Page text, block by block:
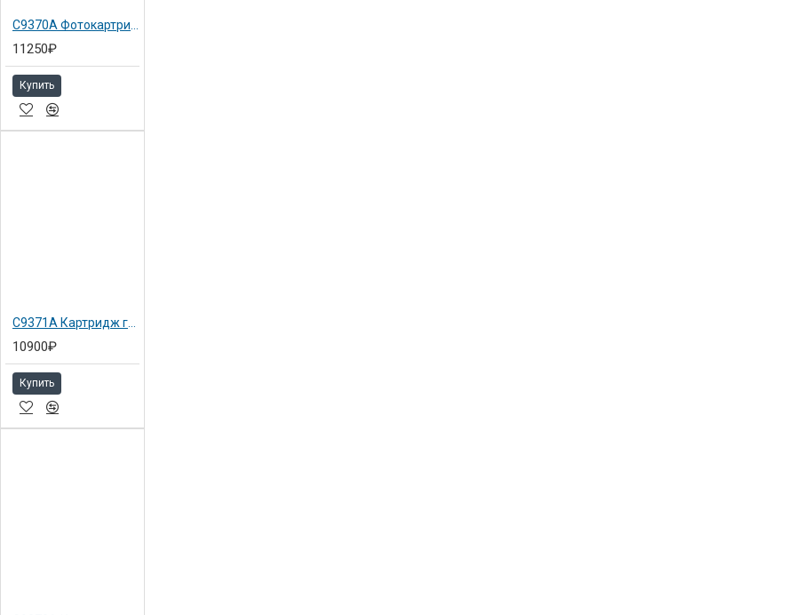
C9370A Фотокартридж черный №72 Hewlett-Packard для DJ T1100ps 130мл
11250₽
Купить
10900₽
Купить